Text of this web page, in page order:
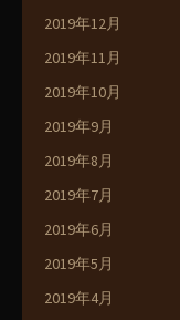
2019年12月
2019年11月
2019年10月
2019年9月
2019年8月
2019年7月
2019年6月
2019年5月
2019年4月